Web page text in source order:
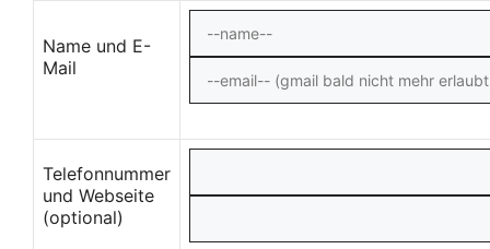
Name und E-
Mail
Telefonnummer
und Webseite
(optional)